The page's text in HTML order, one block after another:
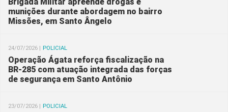
munições durante abordagem no bairro
Missões, em Santo Ângelo
24/07/2026 | POLICIAL
Operação Ágata reforça fiscalização na
BR-285 com atuação integrada das forças
de segurança em Santo Antônio
23/07/2026 | POLICIAL